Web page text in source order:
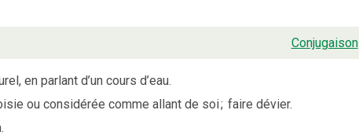
Conjugaison
en parlant d’un cours d’eau.
ou considérée comme allant de soi; faire dévier.